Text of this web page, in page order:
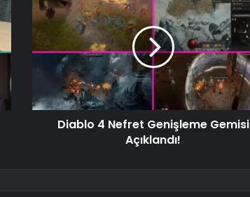
Diablo 4 Nefret Genişleme Gemisi
Açıklandı!